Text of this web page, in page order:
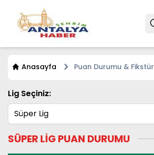
Anasayfa Puan Durumu & Fikstür
Lig Seçiniz:
SÜPER LIG PUAN DURUMU